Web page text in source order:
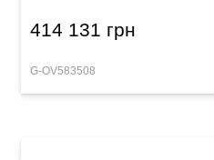
414 131 грн
G-OV583508